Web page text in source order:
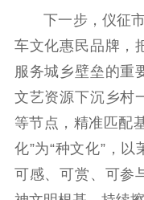
下一步，仪征市
车文化惠民品牌，
服务城乡壁垒的重
文艺资源下沉乡村
等节点，精准匹配
化”为“种文化”，
可感、可赏、可参